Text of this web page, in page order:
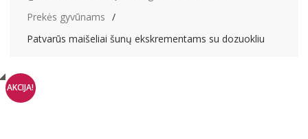
Prekės gyvūnams
Patvarūs maišeliai šunų ekskrementams su dozuokliu
AKCIJA!